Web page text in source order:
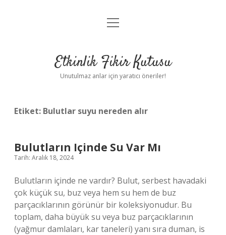
Anasayfa
Yasal Uyarı
menüyü
Etkinlik Fikir Kutusu
Unutulmaz anlar için yaratıcı öneriler!
Etiket: Bulutlar suyu nereden alır
Bulutların Içinde Su Var Mı
Tarih: Aralık 18, 2024
Bulutların içinde ne vardır? Bulut, serbest havadaki
çok küçük su, buz veya hem su hem de buz
parçacıklarının görünür bir koleksiyonudur. Bu
toplam, daha büyük su veya buz parçacıklarının
(yağmur damlaları, kar taneleri) yanı sıra duman, is